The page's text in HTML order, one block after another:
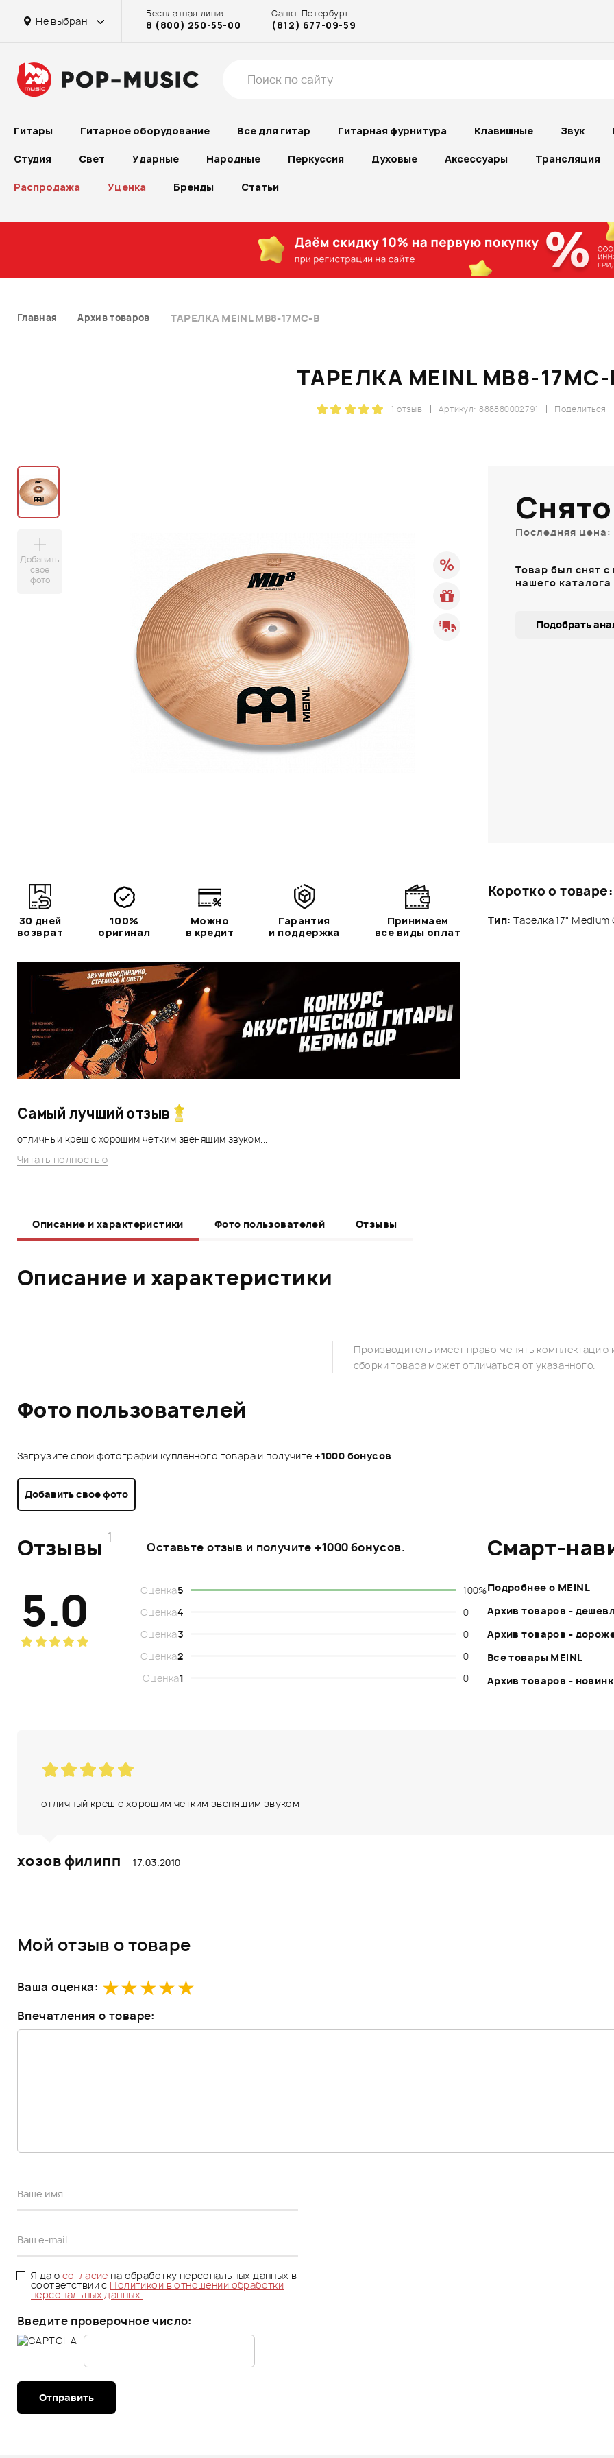
Не выбран
Бесплатная линия
8 (800) 250-55-00
Санкт-Петербург
(812) 677-09-59
Гитары Гитарное оборудование Все для гитар Гитарная фурнитура Клавишные Звук
Студия Свет Ударные Народные Перкуссия Духовые Аксессуары Трансляция
Распродажа Уценка Бренды Статьи
Главная Архив товаров ТАРЕЛКА MEINL MB8-17MC-B
ТАРЕЛКА MEINL MB8-17MC-
Поделиться
Артикул: 888880002791
1 отзыв
Добавить
свое
фото
Коротко о товаре:
Тип: Тарелка 17"
Последняя цена:
Товар был снят
нашего каталога
Подобрать
30 дней
возврат
100%
оригинал
Можно
в кредит
Гарантия
и поддержка
Принимаем
все виды оплат
Самый лучший отзыв
отличный креш с хорошим четким звенящим звуком...
Читать полностью
Описание и характеристики Фото пользователей Отзывы
Описание и характеристики
Производитель имеет право менять
сборки товара может отличаться от указанного.
Фото пользователей
Загрузите свои фотографии купленного товара и получите+1000 бонусов.
Добавить свое фото
Отзывы 1
Оставьте отзыв и получите +1000 бонусов.
5.0 Оценка5
100%
Оценка4
0
Оценка3
0
Оценка2
0
Оценка1 0
Смарт-
Подробнее о MEINL
Архив товаров -
Архив товаров -
Все товары MEINL
Архив товаров -
отличный креш с хорошим четким звенящим звуком
хозов филипп 17.03.2010
Мой отзыв о товаре
Ваша оценка:
Впечатления о товаре:
Я даю согласие на обработку персональных данных в
соответствии сПолитикой в отношении обработки
персональных данных.
Введите проверочное число:
Отправить